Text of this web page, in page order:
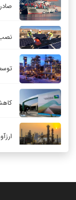
صادرات
نصب
ارزآوری ۷۰۰ میلیون